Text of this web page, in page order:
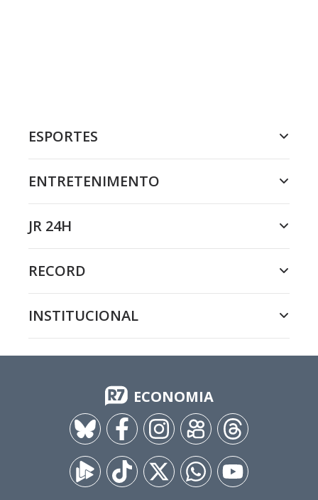
ESPORTES
ENTRETENIMENTO
JR 24H
RECORD
INSTITUCIONAL
ECONOMIA